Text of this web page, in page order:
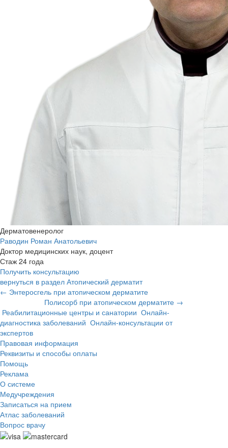
Дерматовенеролог
Раводин Роман Анатольевич
Доктор медицинских наук, доцент
Стаж 24 года
Получить консультацию
вернуться в раздел Атопический дерматит
← Энтеросгель при атопическом дерматите
Полисорб при атопическом дерматите →
Реабилитационные центры и санатории Онлайн-
диагностика заболеваний Онлайн-консультации от
экспертов
Правовая информация
Реквизиты и способы оплаты
Помощь
Реклама
О системе
Медучреждения
Записаться на прием
Атлас заболеваний
Вопрос врачу